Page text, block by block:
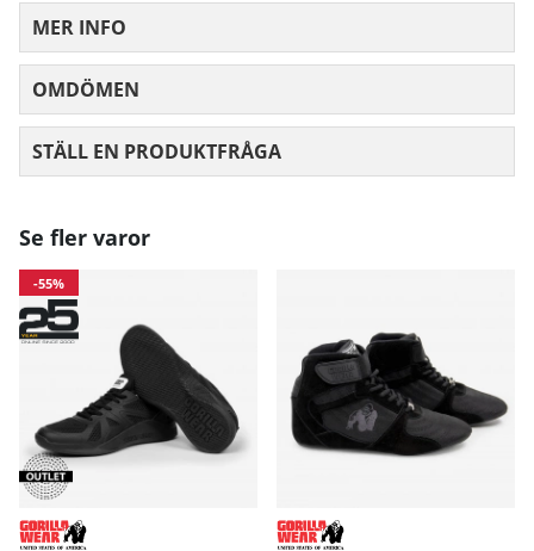
MER INFO
OMDÖMEN
STÄLL EN PRODUKTFRÅGA
Se fler varor
-55%